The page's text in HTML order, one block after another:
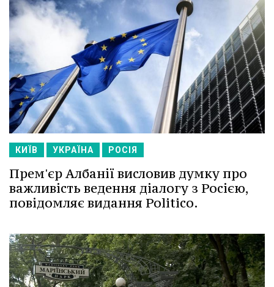
КИЇВ УКРАЇНА РОСІЯ
Прем'єр Албанії висловив думку про
важливість ведення діалогу з Росією,
повідомляє видання Politico.